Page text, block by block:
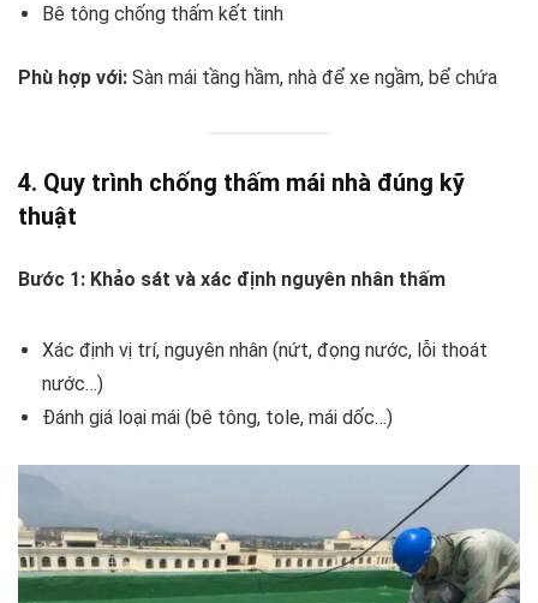
Bê tông chống thấm kết tinh
Phù hợp với: Sàn mái tầng hầm, nhà để xe ngầm, bể chứa
4. Quy trình chống thấm mái nhà đúng kỹ
thuật
Bước 1: Khảo sát và xác định nguyên nhân thấm
Xác định vị trí, nguyên nhân (nứt, đọng nước, lỗi thoát
nước…)
Đánh giá loại mái (bê tông, tole, mái dốc…)